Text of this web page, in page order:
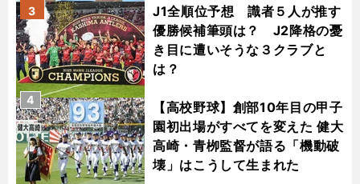
J1全順位予想 識者５人が推す
優勝候補筆頭は？ J2降格の憂
き目に遭いそうな３クラブと
は？
3
【高校野球】創部10年目の甲子
園初出場がすべてを変えた 健大
高崎・青栁監督が語る「機動破
壊」はこうして生まれた
4